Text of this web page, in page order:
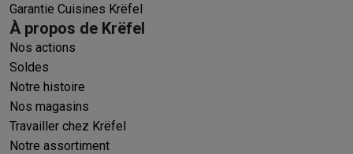
Garantie Cuisines Krëfel
À propos de Krëfel
Nos actions
Soldes
Notre histoire
Nos magasins
Travailler chez Krëfel
Notre assortiment